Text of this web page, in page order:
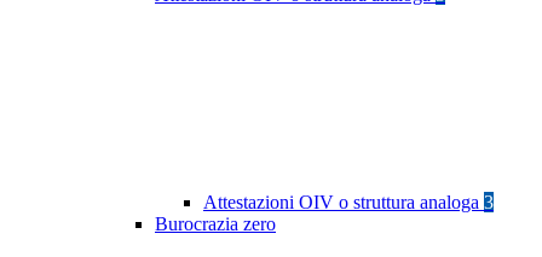
Attestazioni OIV o struttura analoga 3
Burocrazia zero